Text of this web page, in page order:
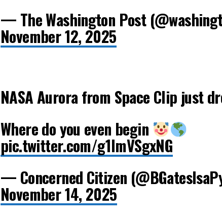
— The Washington Post
November 12, 2025
NASA Aurora from Space Clip just
Where do you even begin
pic.twitter.com/g1ImVSgxNG
— Concerned Citizen
November 14, 2025